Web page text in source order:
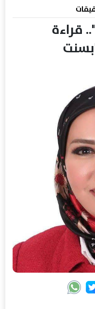
من الدور الـ 13".. قراءة